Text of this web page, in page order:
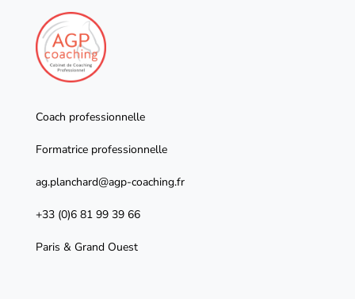
Coach professionnelle
Formatrice professionnelle
ag.planchard@agp-coaching.fr
+33 (0)6 81 99 39 66
Paris & Grand Ouest